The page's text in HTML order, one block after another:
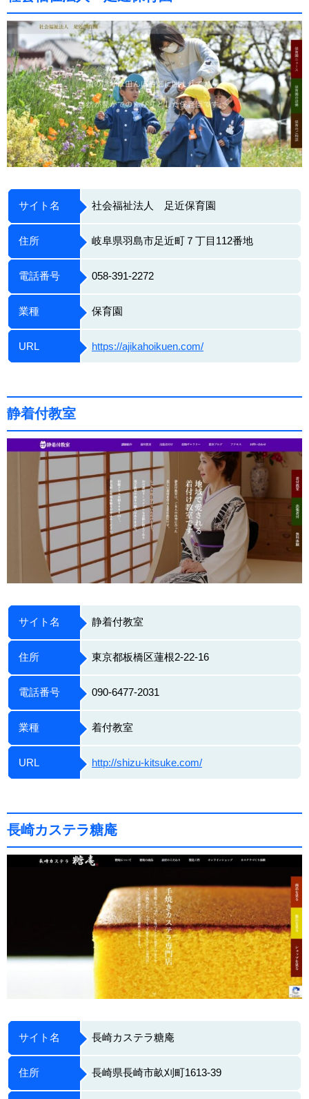
サイト名 社会福祉法人 足近保育園
住所 岐阜県羽島市足近町７丁目112番地
電話番号 058-391-2272
業種 保育園
URL https://ajikahoikuen.com/
静着付教室
サイト名 静着付教室
住所 東京都板橋区蓮根2-22-16
電話番号 090-6477-2031
業種 着付教室
URL http://shizu-kitsuke.com/
長崎カステラ糖庵
サイト名 長崎カステラ糖庵
住所 長崎県長崎市畝刈町1613-39